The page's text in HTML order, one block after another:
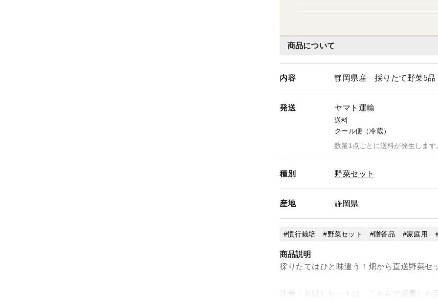
商品について
内容 静岡県産 採りたて野菜5品
発送 ヤマト運輸
送料
クール便（冷蔵）
数量1点ごとに送料が発生します
種別 野菜セット
産地 静岡県
慣行栽培 野菜セット 贈答品 家庭用
商品説明
採りたてはひと味違う！畑から直送野菜セ
注意：お試しセットは、こちらで厳選した